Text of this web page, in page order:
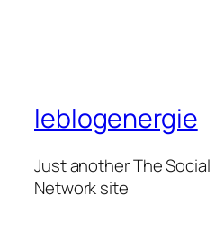
leblogenergie
Just another The Social
Network site